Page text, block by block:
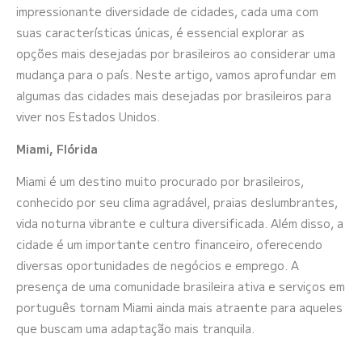
impressionante diversidade de cidades, cada uma com
suas características únicas, é essencial explorar as
opções mais desejadas por brasileiros ao considerar uma
mudança para o país. Neste artigo, vamos aprofundar em
algumas das cidades mais desejadas por brasileiros para
viver nos Estados Unidos.
Miami, Flórida
Miami é um destino muito procurado por brasileiros,
conhecido por seu clima agradável, praias deslumbrantes,
vida noturna vibrante e cultura diversificada. Além disso, a
cidade é um importante centro financeiro, oferecendo
diversas oportunidades de negócios e emprego. A
presença de uma comunidade brasileira ativa e serviços em
português tornam Miami ainda mais atraente para aqueles
que buscam uma adaptação mais tranquila.